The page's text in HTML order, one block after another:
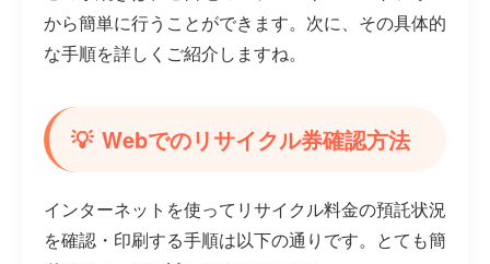
から簡単に行うことができます。次に、その具体的
な手順を詳しくご紹介しますね。
Webでのリサイクル券確認方法
インターネットを使ってリサイクル料金の預託状況
を確認・印刷する手順は以下の通りです。とても簡